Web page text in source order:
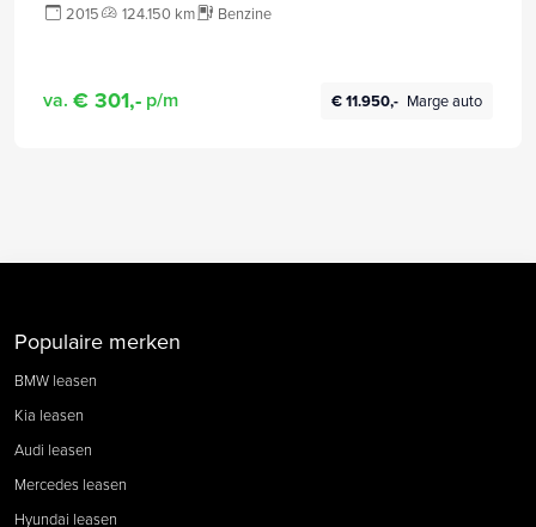
2015 124.150 km Benzine
va. € 301,- p/m € 11.950,- Marge auto
Populaire merken
BMW leasen
Kia leasen
Audi leasen
Mercedes leasen
Hyundai leasen